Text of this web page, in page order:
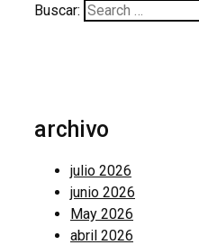
Buscar:
archivo
julio 2026
junio 2026
May 2026
abril 2026